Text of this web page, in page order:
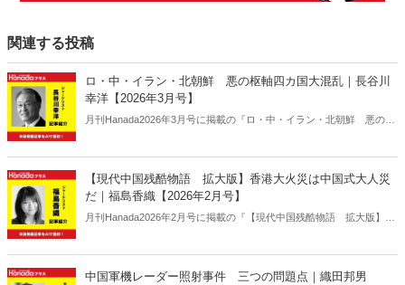
関連する投稿
ロ・中・イラン・北朝鮮 悪の枢軸四カ国大混乱｜長谷川
幸洋【2026年3月号】
月刊Hanada2026年3月号に掲載の『ロ・中・イラン・北朝鮮 悪の枢
【現代中国残酷物語 拡大版】香港大火災は中国式大人災
だ｜福島香織【2026年2月号】
月刊Hanada2026年2月号に掲載の『【現代中国残酷物語 拡大版】香
中国軍機レーダー照射事件 三つの問題点｜織田邦男